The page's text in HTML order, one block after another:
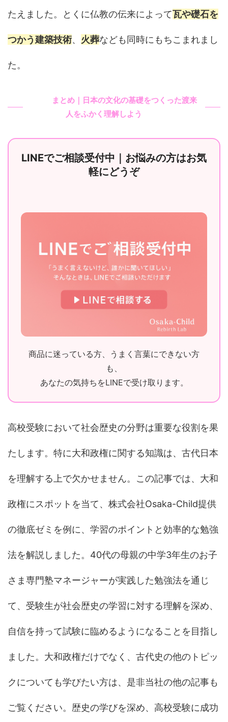
たえました。とくに仏教の伝来によって瓦や礎石を
つかう建築技術、 火葬なども同時にもちこまれまし
た。
まとめ｜日本の文化の基礎をつくった渡来
人をふかく理解しよう
LINEでご相談受付中｜お悩みの方はお気
軽にどうぞ
商品に迷っている方、うまく言葉にできない方
も、
あなたの気持ちをLINEで受け取ります。
高校受験において社会歴史の分野は重要な役割を果
たします。特に大和政権に関する知識は、古代日本
を理解する上で欠かせません。この記事では、大和
政権にスポットを当て、株式会社Osaka-Child提供
の徹底ゼミを例に、学習のポイントと効率的な勉強
法を解説しました。40代の母親の中学3年生のお子
さま専門塾マネージャーが実践した勉強法を通じ
て、受験生が社会歴史の学習に対する理解を深め、
自信を持って試験に臨めるようになることを目指し
ました。大和政権だけでなく、古代史の他のトピッ
クについても学びたい方は、是非当社の他の記事も
ご覧ください。歴史の学びを深め、高校受験に成功